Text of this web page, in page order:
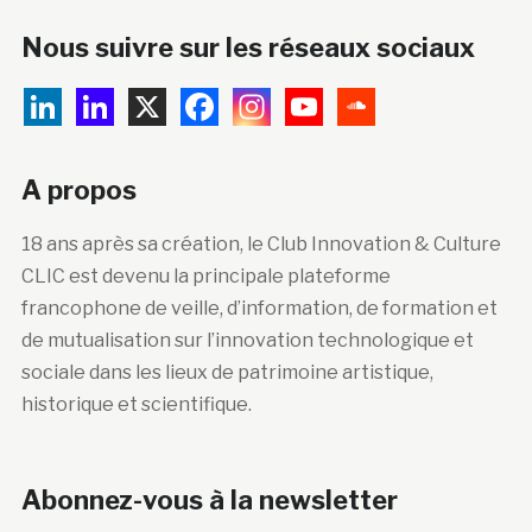
Nous suivre sur les réseaux sociaux
A propos
18 ans après sa création, le Club Innovation & Culture
CLIC est devenu la principale plateforme
francophone de veille, d’information, de formation et
de mutualisation sur l’innovation technologique et
sociale dans les lieux de patrimoine artistique,
historique et scientifique.
Abonnez-vous à la newsletter